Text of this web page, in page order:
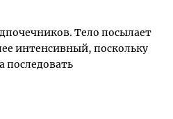
Тело посылает
интенсивный, поскольку
последовать